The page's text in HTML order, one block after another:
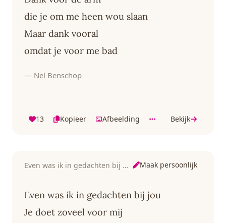
die je om me heen wou slaan
Maar dank vooral
omdat je voor me bad
— Nel Benschop
13 Kopieer Afbeelding Bekijk
Even was ik in gedachten bij jou Maak persoonlijk
Even was ik in gedachten bij jou
Je doet zoveel voor mij